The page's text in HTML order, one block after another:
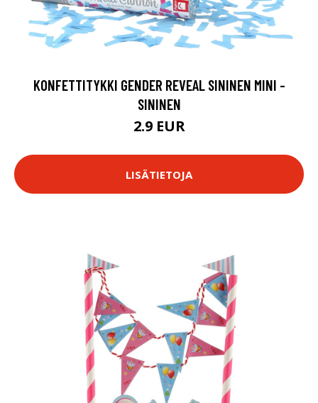
KONFETTITYKKI GENDER REVEAL SININEN MINI -
SININEN
2.9 EUR
LISÄTIETOJA